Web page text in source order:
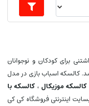
برای کودکان و نوجوانان
کالسکه اسباب بازی در مدل
کالسکه موزیکال ، کالسکه با
اینترنتی فروشگاه کی کی